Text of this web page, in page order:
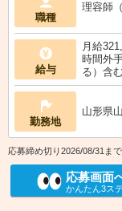
職種
理容師
給与
月給
時間外
る）含
勤務地
山形県
応募締め切り2026/08/31まで
応募画面
かんたん3ス